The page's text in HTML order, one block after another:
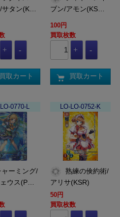
サタン(K…
買取カート
ブン/アモン(KS…
100円
買取枚数
買取カート
0770-L
ウス(P…
LO-LO-0752-K
アリサ(KSR)
50円
買取枚数